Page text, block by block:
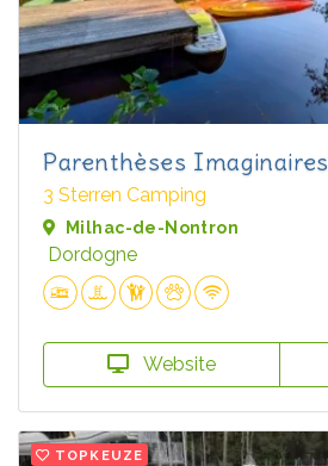
Parenthèses Imaginaires
3 Sterren Camping
Milhac-de-Nontron
Dordogne
Website
TOPKEUZE